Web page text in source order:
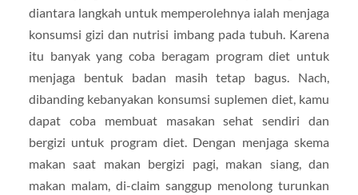
diantara langkah untuk memperolehnya ialah menjaga
konsumsi gizi dan nutrisi imbang pada tubuh. Karena
itu banyak yang coba beragam program diet untuk
menjaga bentuk badan masih tetap bagus. Nach,
dibanding kebanyakan konsumsi suplemen diet, kamu
dapat coba membuat masakan sehat sendiri dan
bergizi untuk program diet. Dengan menjaga skema
makan saat makan bergizi pagi, makan siang, dan
makan malam, di-claim sanggup menolong turunkan